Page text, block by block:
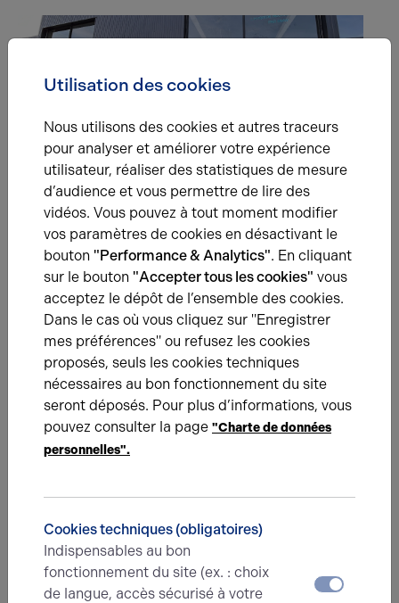
25.06.2025
Ma Clôture Saniez se développe à Saint-Quentin
Notre agence a récemment accompagné l’enseigne Ma
Clôture Saniez, spécialiste de l’aménagement d’extérieurs
depuis plus de 40 ans, dans la location d’un local
commercial de 225 m² au cœur de la ZAC de la Vallée à
Saint-Quentin.
Une question ?
Prenez contact avec nos experts pour vous
accompagner dans votre projet d’immobilier
d’entreprise.
Je prends contact
Utilisation des cookies
Nous utilisons des cookies et autres traceurs
pour analyser et améliorer votre expérience
utilisateur, réaliser des statistiques de mesure
d’audience et vous permettre de lire des
vidéos. Vous pouvez à tout moment modifier
vos paramètres de cookies en désactivant le
bouton "Performance & Analytics". En cliquant
sur le bouton "Accepter tous les cookies" vous
acceptez le dépôt de l’ensemble des cookies.
Dans le cas où vous cliquez sur "Enregistrer
mes préférences" ou refusez les cookies
proposés, seuls les cookies techniques
nécessaires au bon fonctionnement du site
seront déposés. Pour plus d’informations, vous
pouvez consulter la page "Charte de données
personnelles".
Cookies techniques (obligatoires)
Indispensables au bon
fonctionnement du site (ex. : choix
de langue, accès sécurisé à votre